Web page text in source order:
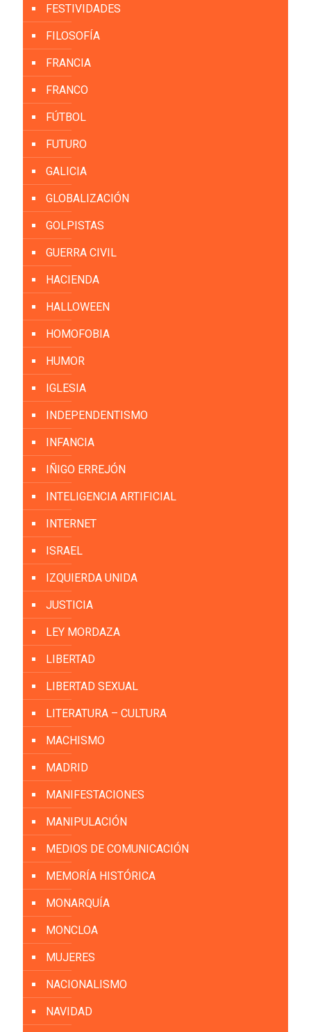
FESTIVIDADES
FILOSOFÍA
FRANCIA
FRANCO
FÚTBOL
FUTURO
GALICIA
GLOBALIZACIÓN
GOLPISTAS
GUERRA CIVIL
HACIENDA
HALLOWEEN
HOMOFOBIA
HUMOR
IGLESIA
INDEPENDENTISMO
INFANCIA
IÑIGO ERREJÓN
INTELIGENCIA ARTIFICIAL
INTERNET
ISRAEL
IZQUIERDA UNIDA
JUSTICIA
LEY MORDAZA
LIBERTAD
LIBERTAD SEXUAL
LITERATURA – CULTURA
MACHISMO
MADRID
MANIFESTACIONES
MANIPULACIÓN
MEDIOS DE COMUNICACIÓN
MEMORÍA HISTÓRICA
MONARQUÍA
MONCLOA
MUJERES
NACIONALISMO
NAVIDAD